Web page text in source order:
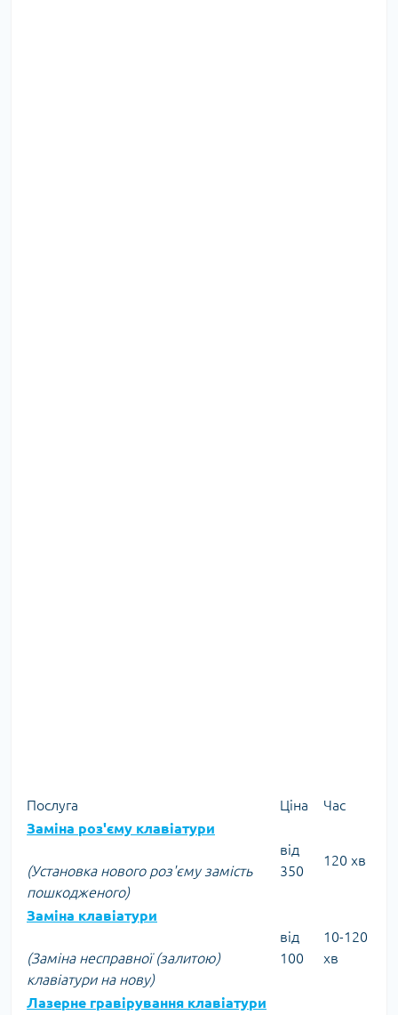
Послуга Ціна
Час
Заміна роз'єму клавіатури
(Установка нового роз'єму замість
пошкодженого)
від
350
120 хв
Заміна клавіатури
(Заміна несправної (залитою)
клавіатури на нову)
від
100
10-120
хв
Лазерне гравірування клавіатури